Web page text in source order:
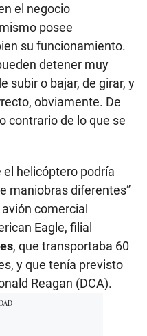
el negocio
posee
su funcionamiento.
detener muy
subir o bajar, de girar, y
obviamente. De
contrario de lo que se
el helicóptero podría
maniobras diferentes”
comercial
Eagle, filial
, que transportaba 60
y que tenía previsto
Reagan (DCA).